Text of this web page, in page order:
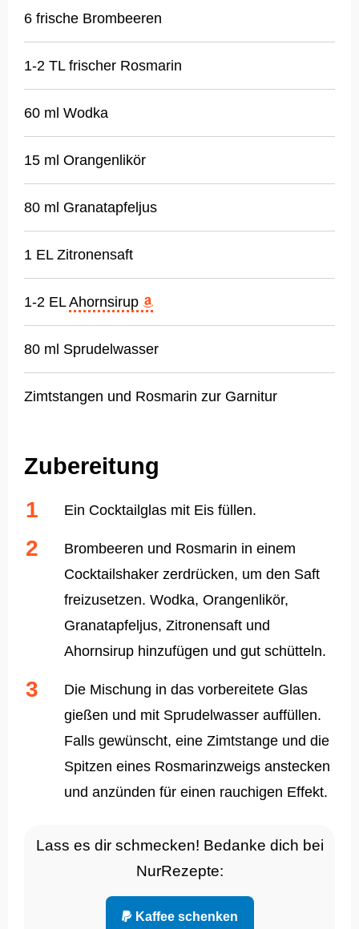
6 frische Brombeeren
1-2 TL frischer Rosmarin
60 ml Wodka
15 ml Orangenlikör
80 ml Granatapfeljus
1 EL Zitronensaft
1-2 ELAhornsirup
80 ml Sprudelwasser
Zimtstangen und Rosmarin zur Garnitur
Zubereitung
Ein Cocktailglas mit Eis füllen.
Brombeeren und Rosmarin in einem
Cocktailshaker zerdrücken, um den Saft
freizusetzen. Wodka, Orangenlikör,
Granatapfeljus, Zitronensaft und
Ahornsirup hinzufügen und gut schütteln.
Die Mischung in das vorbereitete Glas
gießen und mit Sprudelwasser auffüllen.
Falls gewünscht, eine Zimtstange und die
Spitzen eines Rosmarinzweigs anstecken
und anzünden für einen rauchigen Effekt.
Lass es dir schmecken! Bedanke dich bei
NurRezepte:
Kaffee schenken